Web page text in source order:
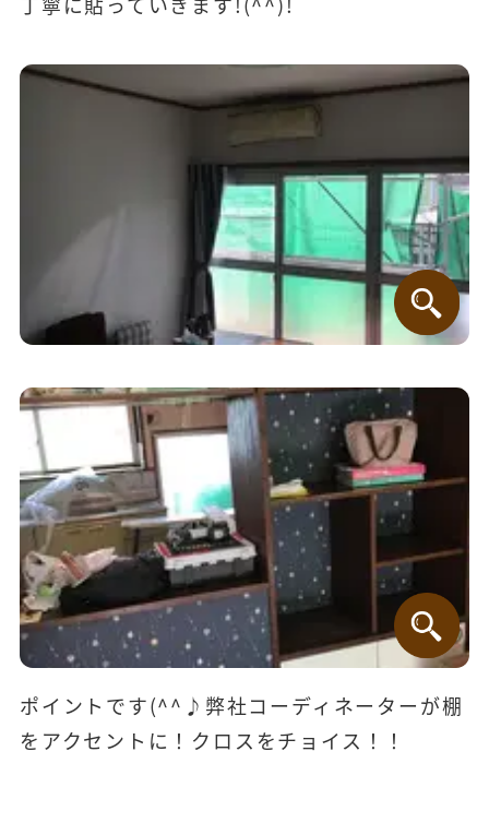
ポイントです(^^♪弊社コーディネーターが棚
をアクセントに！クロスをチョイス！！